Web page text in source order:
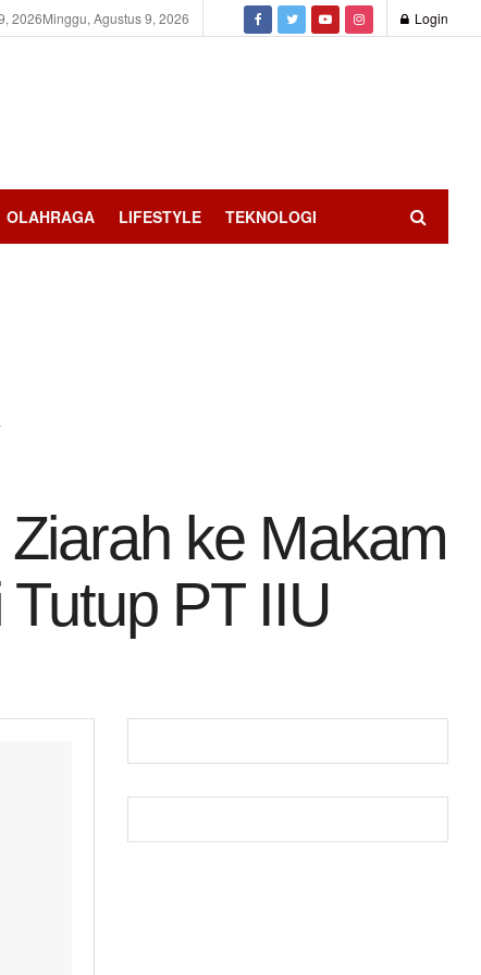
2026Minggu, Agustus 9, 2026 Login
OLAHRAGA LIFESTYLE TEKNOLOGI
ke Makam
PT IIU